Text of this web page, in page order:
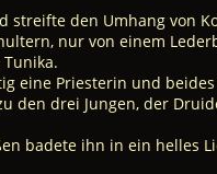
streifte den Umhang von
nur von einem
eine Priesterin und
den drei Jungen, der
badete ihn in ein helles